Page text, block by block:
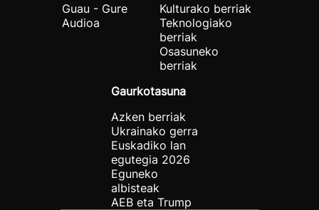
Guau - Gure
Audioa
Kulturako berriak
Teknologiako
berriak
Osasuneko
berriak
Gaurkotasuna
Azken berriak
Ukrainako gerra
Euskadiko lan
egutegia 2026
Eguneko
albisteak
AEB eta Trump